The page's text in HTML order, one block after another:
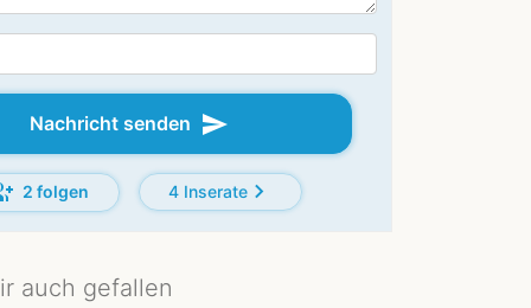
Nachricht senden send
2 folgen 4 Inseratechevron_right
auch gefallen